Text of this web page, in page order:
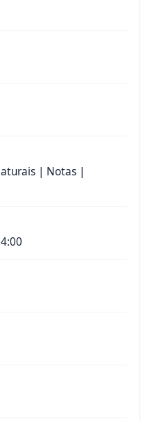
| Notas |